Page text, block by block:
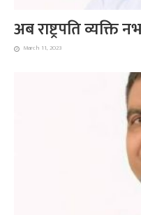
अब राष्ट्रपति व्यक्ति
March 11, 2023